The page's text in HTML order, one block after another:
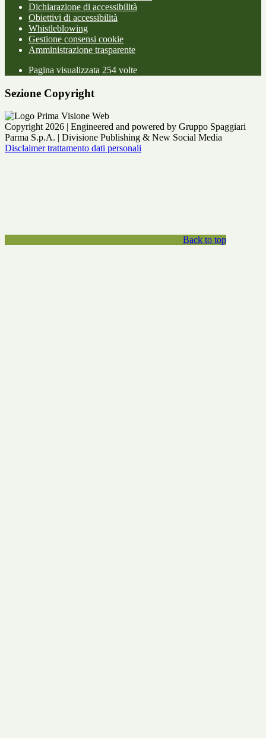
Dichiarazione di accessibilità
Obiettivi di accessibilità
Whistleblowing
Gestione consensi cookie
Amministrazione trasparente
Pagina visualizzata 254 volte
Sezione Copyright
Copyright 2026 | Engineered and powered by Gruppo Spaggiari
Parma S.p.A. | Divisione Publishing & New Social Media
Disclaimer trattamento dati personali
Back to top